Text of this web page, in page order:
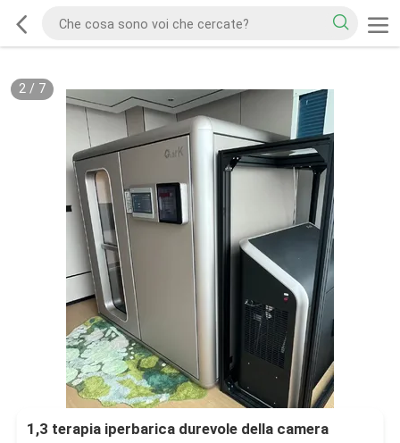
2/ 7
1,3 terapia iperbarica durevole della camera